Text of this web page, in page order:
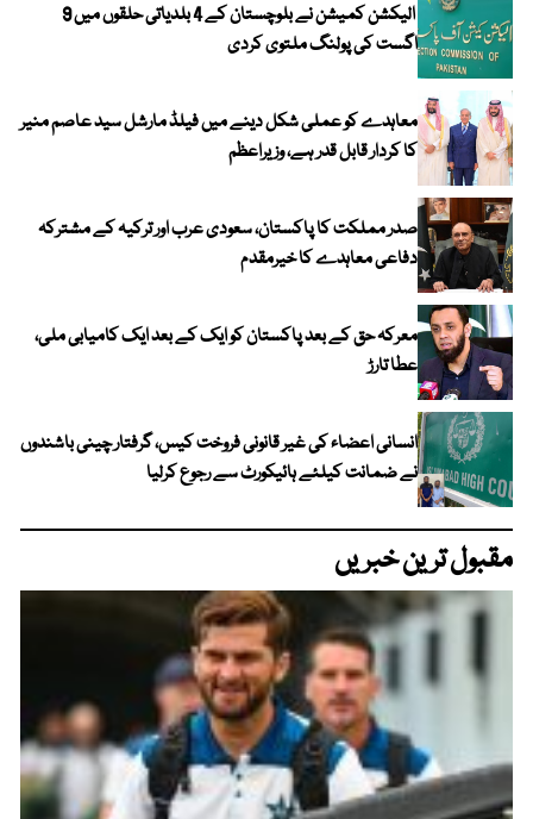
الیکشن کمیشن نے بلوچستان کے 4 بلدیاتی حلقوں میں 9
اگست کی پولنگ ملتوی کردی
معاہدے کو عملی شکل دینے میں فیلڈ مارشل سید عاصم منیر
کا کردار قابل قدر ہے، وزیراعظم
صدر مملکت کا پاکستان، سعودی عرب اور ترکیہ کے مشترکہ
دفاعی معاہدے کا خیرمقدم
معرکہ حق کے بعد پاکستان کو ایک کے بعد ایک کامیابی ملی،
عطا تارڑ
انسانی اعضاء کی غیر قانونی فروخت کیس، گرفتار چینی باشندوں
نے ضمانت کیلئے ہائیکورٹ سے رجوع کرلیا
مقبول ترین خبریں